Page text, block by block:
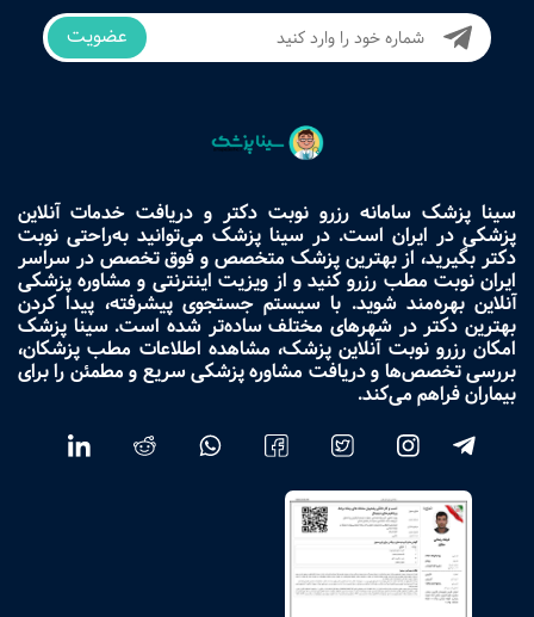
عضویت
سینا پزشک سامانه رزرو نوبت دکتر و دریافت خدمات آنلاین
پزشکی در ایران است. در سینا پزشک می‌توانید به‌راحتی نوبت
دکتر بگیرید، از بهترین پزشک متخصص و فوق تخصص در سراسر
ایران نوبت مطب رزرو کنید و از ویزیت اینترنتی و مشاوره پزشکی
آنلاین بهره‌مند شوید. با سیستم جستجوی پیشرفته، پیدا کردن
بهترین دکتر در شهرهای مختلف ساده‌تر شده است. سینا پزشک
امکان رزرو نوبت آنلاین پزشک، مشاهده اطلاعات مطب پزشکان،
بررسی تخصص‌ها و دریافت مشاوره پزشکی سریع و مطمئن را برای
بیماران فراهم می‌کند.